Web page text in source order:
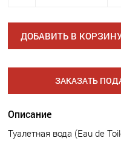
ДОБАВИТЬ В
ЗАКАЗАТЬ
Описание
Туалетная вода (Eau de